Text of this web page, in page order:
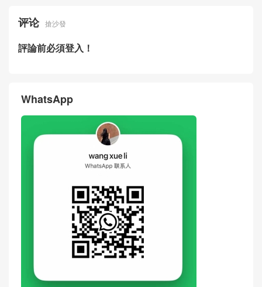
评论 搶沙發
評論前必須登入！
WhatsApp